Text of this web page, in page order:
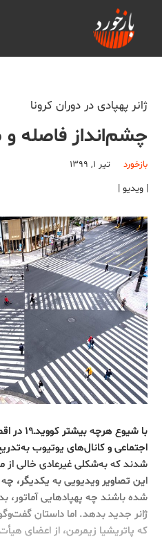
ژانر پهپادی در دوران کرونا
چشم‌انداز فاصله و
بازخورد تیر ۱, ۱۳۹۹
| ویدیو |
با شیوع
اجتماعی و کانال‌های یوتیوب
شدند که به‌شکلی غیرعادی خالی
این تصاویر ویدیویی به یکدیگر،
شده باشند چه پهپادهایی آماتور،
ژانر جدید بدهد. اما داستان